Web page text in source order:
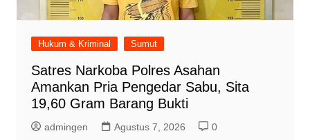
Hukum & Kriminal Sumut
Satres Narkoba Polres Asahan
Amankan Pria Pengedar Sabu, Sita
19,60 Gram Barang Bukti
admingen Agustus 7, 2026 0